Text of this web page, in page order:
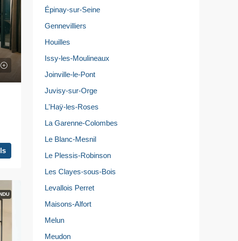
Épinay-sur-Seine
Gennevilliers
Houilles
Issy-les-Moulineaux
Joinville-le-Pont
Juvisy-sur-Orge
L'Haÿ-les-Roses
La Garenne-Colombes
Le Blanc-Mesnil
Le Plessis-Robinson
Les Clayes-sous-Bois
Levallois Perret
Maisons-Alfort
Melun
Meudon